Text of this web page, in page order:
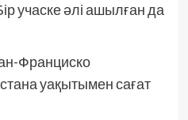
учаске әлі ашылған да
Франциско
уақытымен сағат